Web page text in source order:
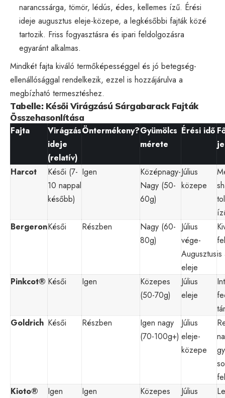
narancssárga, tömör, lédús, édes, kellemes ízű. Érési
ideje augusztus eleje-közepe, a legkésőbbi fajták közé
tartozik. Friss fogyasztásra és ipari feldolgozásra
egyaránt alkalmas.
Mindkét fajta kiváló termőképességgel és jó betegség-
ellenállósággal rendelkezik, ezzel is hozzájárulva a
megbízható termesztéshez.
Tabelle: Késői Virágzású Sárgabarack Fajták
Összehasonlítása
Fajta
Virágzás
ideje
(relatív)
Öntermékeny?Gyümölcs
mérete
Érési idő
Harcot
Késői (7-
10 nappal
később)
Igen
Középnagy-
Nagy (50-
60g)
Július
közepe
BergeronKésői Részben
Nagy (60-
80g)
Július
vége-
Augusztus
eleje
is
Pinkcot® Késői Igen
Közepes
(50-70g)
Július
eleje
Goldrich Késői Részben
Igen nagy
(70-100g+)
Július
eleje-
közepe
Kioto®
Igen
Igen
Közepes
Július